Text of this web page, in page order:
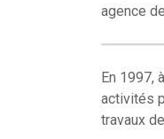
agence
En 1997,
activités
travaux